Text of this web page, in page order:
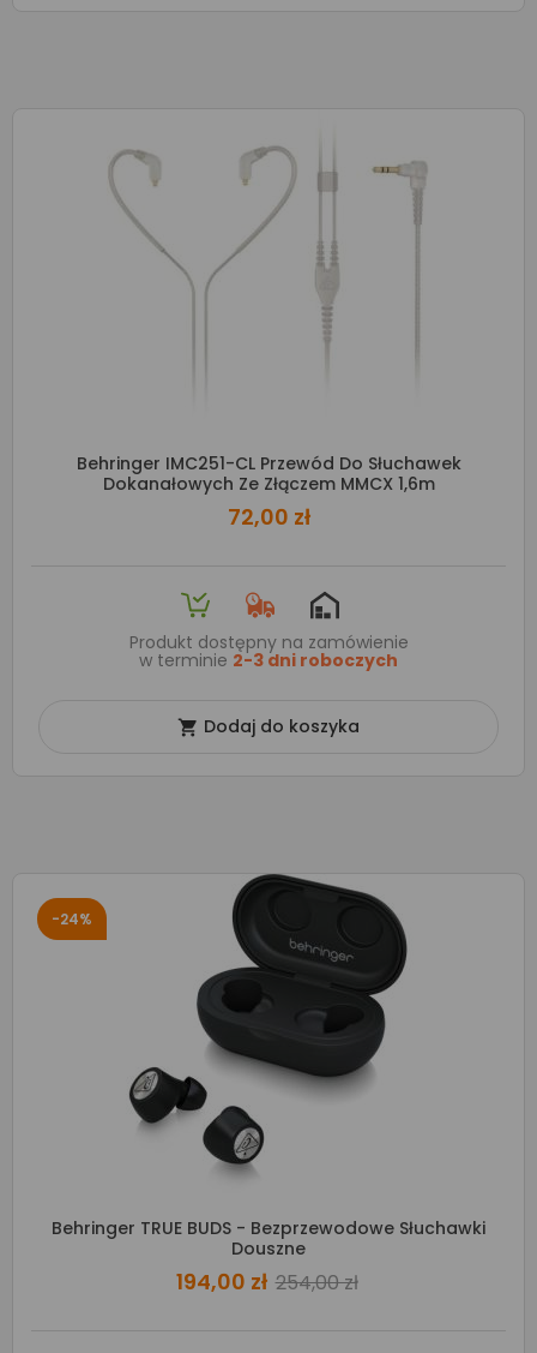
Behringer IMC251-CL Przewód Do Słuchawek
Dokanałowych Ze Złączem MMCX 1,6m
72,00 zł
Produkt dostępny na zamówienie
w terminie 2-3 dni roboczych
 Dodaj do koszyka
-24%
Behringer TRUE BUDS - Bezprzewodowe Słuchawki
Douszne
194,00 zł 254,00 zł